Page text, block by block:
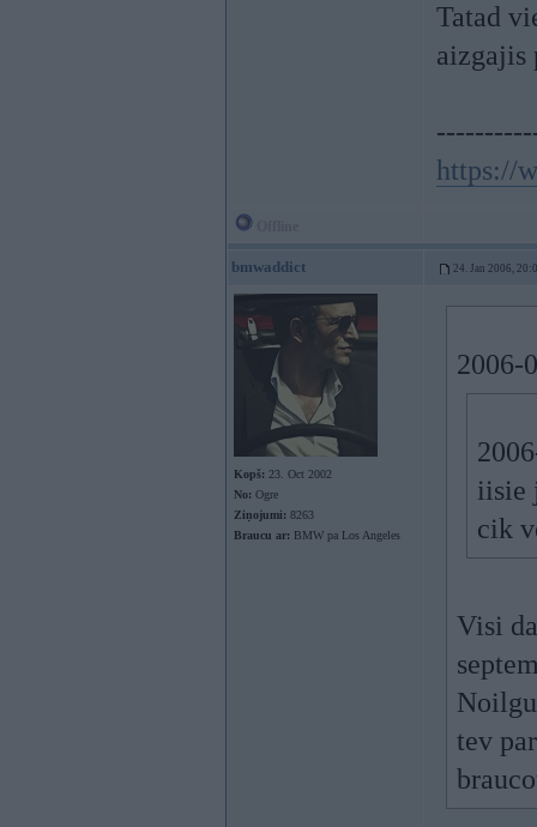
Tatad
aizgajis
https://
bmwaddict 24. Jan 2006,
Kopš: 23. Oct 2002
No: Ogre
Ziņojumi: 8263
Braucu ar: BMW pa Los Angeles
2006-
iisie
cik
Visi
tev